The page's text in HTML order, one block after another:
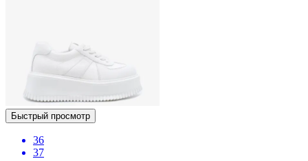
Быстрый просмотр
36
37